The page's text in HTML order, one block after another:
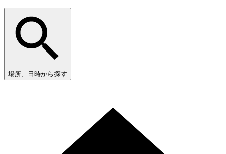
場所、日時から探す